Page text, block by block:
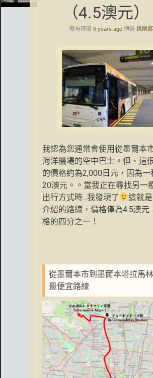
（4.5澳元）
發布時間 6 years ago 通過 跳閘
我認為您通常會使用從墨爾本
海洋機場的空中巴士。但、這
的價格約為2,000日元，因為一
20澳元。。當我正在尋找另一
出行方式時...我發現了
這就
介紹的路線，價格僅為4.5澳元
格的四分之一！
從墨爾本市到墨爾本塔拉馬
最便宜路線